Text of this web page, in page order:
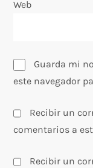
Web
Guarda mi
este navegador
Recibir un
comentarios a
Recibir un